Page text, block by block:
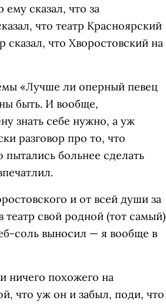
сказал, что за
что театр Красноярский
сказал, что Хворостовский на
«Лучше ли оперный певец
быть. И вообще,
знать себе нужно, а уж
разговор про то, что
больнее сделать
и от всей души за
свой родной (тот самый)
соль выносил — я вообще в
ничего похожего на
что уж он и забыл, поди, что